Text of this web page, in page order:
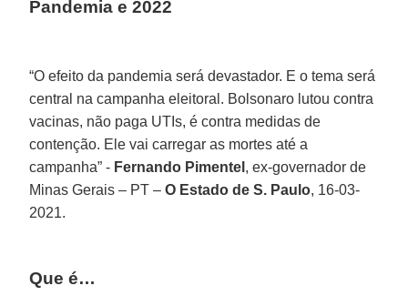
Pandemia e 2022
“O efeito da pandemia será devastador. E o tema será
central na campanha eleitoral. Bolsonaro lutou contra
vacinas, não paga UTIs, é contra medidas de
contenção. Ele vai carregar as mortes até a
campanha” - Fernando Pimentel , ex-governador de
Minas Gerais – PT –O Estado de S. Paulo, 16-03-
2021.
Que é…